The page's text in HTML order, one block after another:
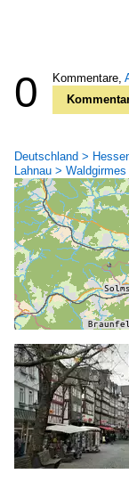
0 Kommentare,
Deutschland >
Lahnau > Waldgirmes